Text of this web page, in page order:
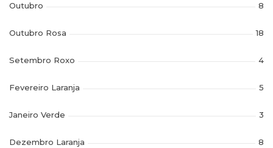
Outubro 8
Outubro Rosa 18
Setembro Roxo 4
Fevereiro Laranja 5
Janeiro Verde 3
Dezembro Laranja 8